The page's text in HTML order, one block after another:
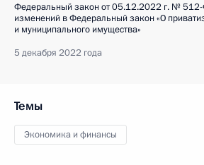
Федеральный закон от 05.12.2022 г. №
изменений в Федеральный закон «О
и муниципального имущества»
5 декабря 2022 года
Темы
Экономика и финансы